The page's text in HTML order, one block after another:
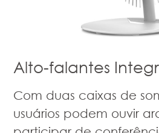
Alto-falantes
Com duas caixas de
usuários podem ouvir